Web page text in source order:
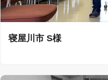
寝屋川市 S様